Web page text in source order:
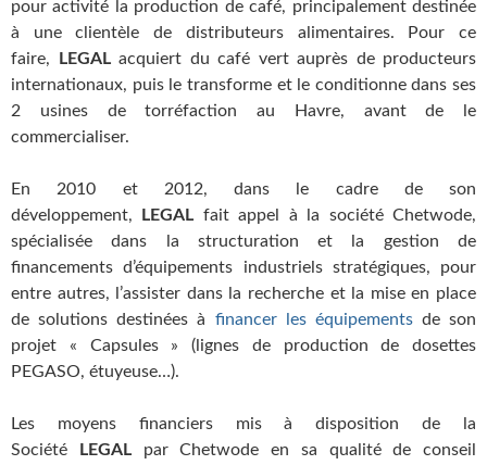
pour activité la production de café, principalement destinée
à une clientèle de distributeurs alimentaires. Pour ce
faire,
LEGALacquiert du café vert auprès de producteurs
internationaux, puis le transforme et le conditionne dans ses
2 usines de torréfaction au Havre, avant de le
commercialiser.
En 2010 et 2012, dans le cadre de son
développement,
LEGAL fait appel à la société Chetwode,
spécialisée dans la structuration et la gestion de
financements d’équipements industriels stratégiques, pour
entre autres, l’assister dans la recherche et la mise en place
de solutions destinées à financer les équipementsde son
projet « Capsules » (lignes de production de dosettes
PEGASO, étuyeuse…).
Les moyens financiers mis à disposition de la
Société
LEGAL par Chetwode en sa qualité de conseil